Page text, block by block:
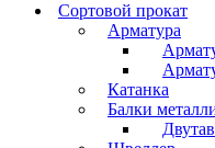
Сортовой прокат
Арматура
Катанка
Балки